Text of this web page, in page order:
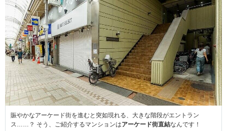
賑やかなアーケード街を進むと突如現れる、大きな階段がエントラン
ス……？ そう、ご紹介するマンションはアーケード街直結なんです！